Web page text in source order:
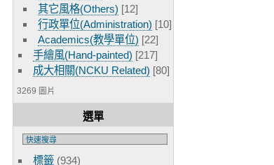
其它風格(Others) [12]
行政單位(Administration) [10]
Academics(教學單位) [22]
手繪風(Hand-painted) [217]
成大相關(NCKU Related) [80]
3269 圖片
選單
標籤 (934)